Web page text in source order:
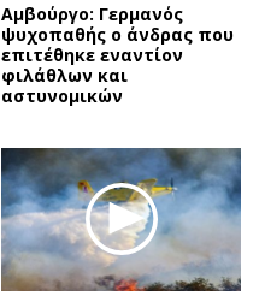
Αμβούργο: Γερμανός
ψυχοπαθής ο άνδρας που
επιτέθηκε εναντίον
φιλάθλων και
αστυνομικών